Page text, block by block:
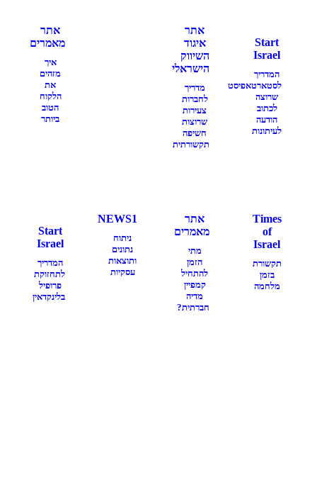
אתר
מאמרים
איך
מזהים
את
הלקוח
הטוב
ביותר
אתר
איגוד
השיווק
הישראלי
מדריך
לחברות
צעירות
שרוצות
חשיפה
תקשורתית
Start
Israel
המדריך
לסטארטאפיסט
שרוצה
לכתוב
הודעה
לעיתונות
Start
Israel
המדריך
לתחזוקת
פרופיל
בלינקדאין
NEWS1
ניתוח
נתונים
ותוצאות
עסקיות
אתר
מאמרים
מתי
הזמן
להתחיל
קמפיין
מדיה
חברתית?
Times
of
Israel
תקשורת
בזמן
מלחמה